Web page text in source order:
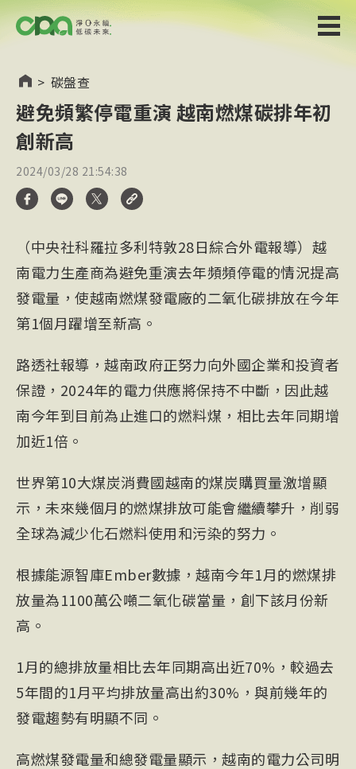
> 碳盤查
避免頻繁停電重演 越南燃煤碳排年初
創新高
2024/03/28 21:54:38
（中央社科羅拉多利特敦28日綜合外電報導）越
南電力生產商為避免重演去年頻頻停電的情況提高
發電量，使越南燃煤發電廠的二氧化碳排放在今年
第1個月躍增至新高。
路透社報導，越南政府正努力向外國企業和投資者
保證，2024年的電力供應將保持不中斷，因此越
南今年到目前為止進口的燃料煤，相比去年同期增
加近1倍。
世界第10大煤炭消費國越南的煤炭購買量激增顯
示，未來幾個月的燃煤排放可能會繼續攀升，削弱
全球為減少化石燃料使用和污染的努力。
根據能源智庫Ember數據，越南今年1月的燃煤排
放量為1100萬公噸二氧化碳當量，創下該月份新
高。
1月的總排放量相比去年同期高出近70%，較過去
5年間的1月平均排放量高出約30%，與前幾年的
發電趨勢有明顯不同。
高燃煤發電量和總發電量顯示，越南的電力公司明